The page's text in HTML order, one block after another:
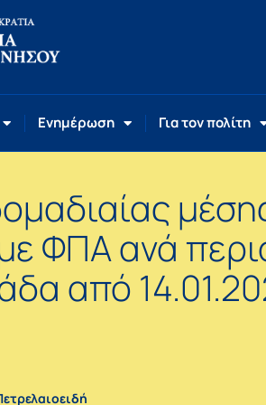
Ενημέρωση Για τον πολίτη
ΦΠΑ ανά
από